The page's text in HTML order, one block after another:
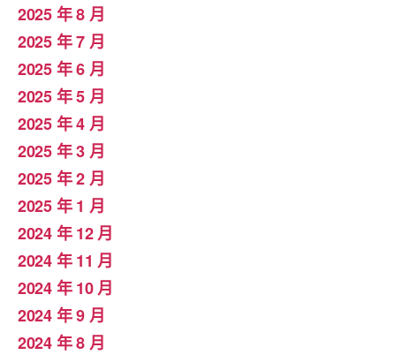
2025 年 8 月
2025 年 7 月
2025 年 6 月
2025 年 5 月
2025 年 4 月
2025 年 3 月
2025 年 2 月
2025 年 1 月
2024 年 12 月
2024 年 11 月
2024 年 10 月
2024 年 9 月
2024 年 8 月